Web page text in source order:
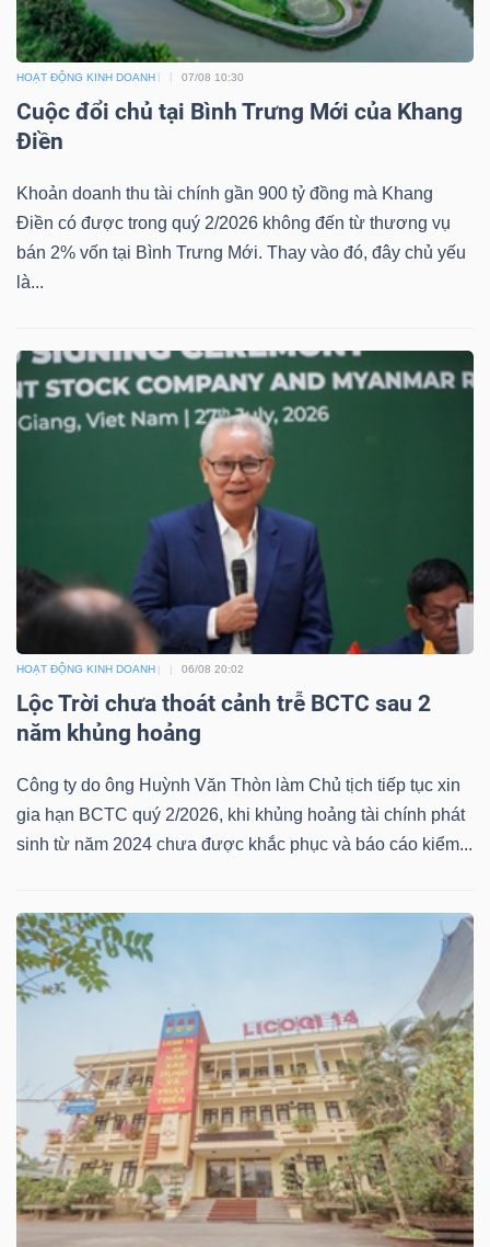
HOẠT ĐỘNG KINH DOANH 07/08 10:30
Cuộc đổi chủ tại Bình Trưng Mới của Khang
Điền
Khoản doanh thu tài chính gần 900 tỷ đồng mà Khang
Điền có được trong quý 2/2026 không đến từ thương vụ
bán 2% vốn tại Bình Trưng Mới. Thay vào đó, đây chủ yếu
là...
HOẠT ĐỘNG KINH DOANH 06/08 20:02
Lộc Trời chưa thoát cảnh trễ BCTC sau 2
năm khủng hoảng
Công ty do ông Huỳnh Văn Thòn làm Chủ tịch tiếp tục xin
gia hạn BCTC quý 2/2026, khi khủng hoảng tài chính phát
sinh từ năm 2024 chưa được khắc phục và báo cáo kiểm...
YẾU
TIÊU
THIẾT
YẾU
CHĂM
SÓC
SỨC
TÀI
CHÍNH
NGHỆ
THÔNG
TIN
DỊCH
THÔNG
TIỆN